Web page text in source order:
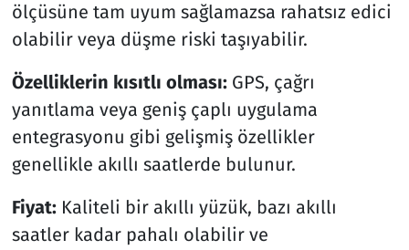
ölçüsüne tam uyum sağlamazsa rahatsız edici
olabilir veya düşme riski taşıyabilir.
Özelliklerin kısıtlı olması:GPS, çağrı
yanıtlama veya geniş çaplı uygulama
entegrasyonu gibi gelişmiş özellikler
genellikle akıllı saatlerde bulunur.
Fiyat:Kaliteli bir akıllı yüzük, bazı akıllı
saatler kadar pahalı olabilir ve